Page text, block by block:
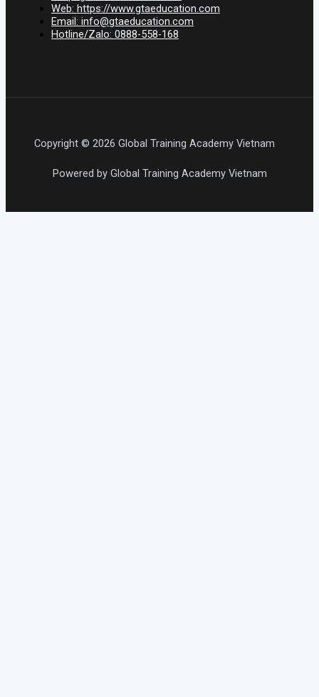
Web: https://www.gtaeducation.com
Email: info@gtaeducation.com
Hotline/Zalo: 0888-558-168
Copyright © 2026 Global Training Academy Vietnam
Powered by Global Training Academy Vietnam